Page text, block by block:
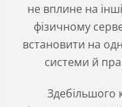
не вплине на
фізичному
встановити на
системи й
Здебільшого